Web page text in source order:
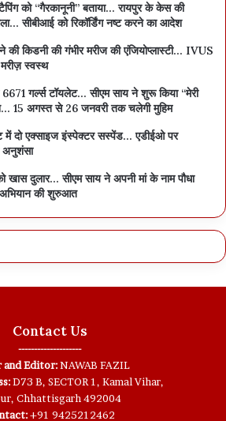
को “गैरकानूनी” बताया… रायपुर के केस की
सीबीआई को रिकॉर्डिंग नष्ट करने का आदेश
की किडनी की गंभीर मरीज की एंजियोप्लास्टी… IVUS
स्वस्थ
गर्ल्स टॉयलेट… सीएम साय ने शुरू किया “मेरी
15 अगस्त से 26 जनवरी तक चलेगी मुहिम
में दो एक्साइज इंस्पेक्टर सस्पेंड… एडीईओ पर
अनुशंसा
खास दुलार… सीएम साय ने अपनी मां के नाम पौधा
अभियान की शुरुआत
Contact Us
--------------------
and Editor:NAWAB FAZIL
D73 B, SECTOR 1, Kamal Vihar,
Chhattisgarh 492004
+91 9425212462